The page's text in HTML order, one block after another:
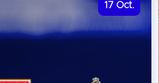
17 Oct.